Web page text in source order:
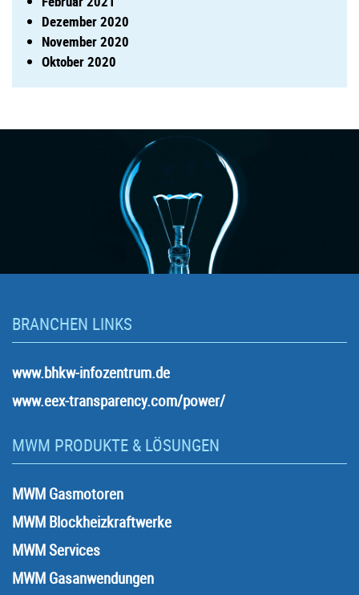
Dezember 2020
November 2020
Oktober 2020
BRANCHEN LINKS
www.bhkw-infozentrum.de
www.eex-transparency.com/power/
MWM PRODUKTE & LÖSUNGEN
MWM Gasmotoren
MWM Blockheizkraftwerke
MWM Services
MWM Gasanwendungen